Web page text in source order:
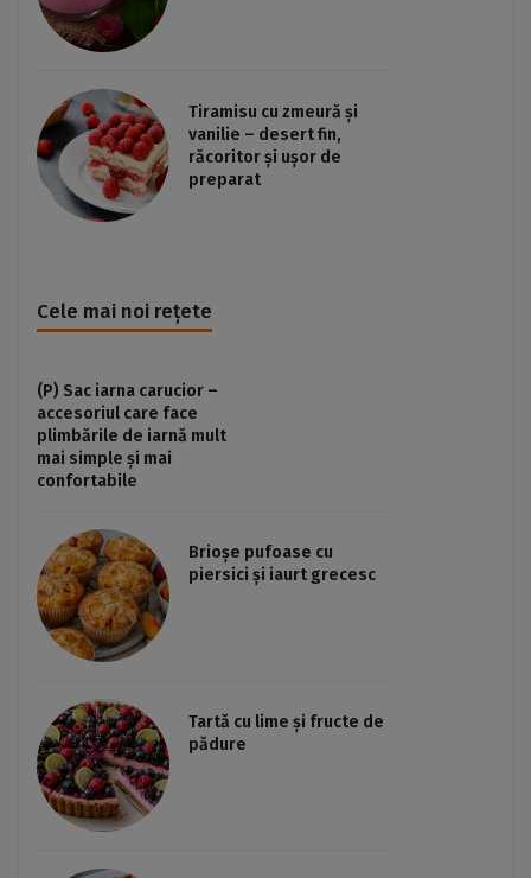
Tiramisu cu zmeură și
vanilie – desert fin,
răcoritor și ușor de
preparat
Cele mai noi rețete
(P) Sac iarna carucior –
accesoriul care face
plimbările de iarnă mult
mai simple și mai
confortabile
Brioșe pufoase cu
piersici și iaurt grecesc
Tartă cu lime și fructe de
pădure